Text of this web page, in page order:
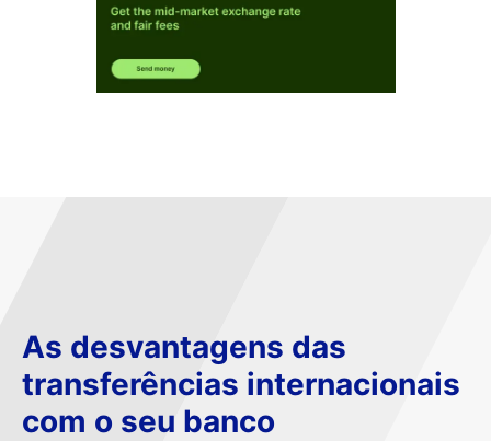
As desvantagens das
transferências internacionais
com o seu banco